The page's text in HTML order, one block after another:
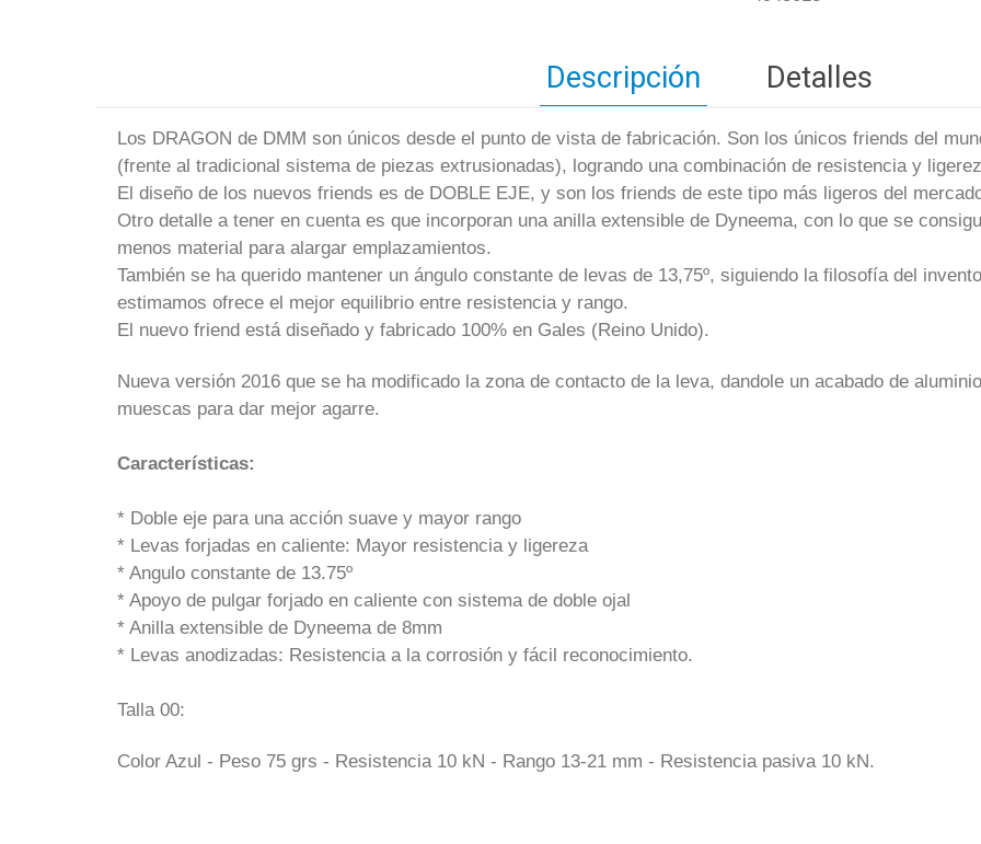
Descripción Detalles
Los DRAGON de DMM son únicos desde el punto de vista de fabricación. Son los únicos friends del
(frente al tradicional sistema de piezas extrusionadas), logrando una combinación de resistencia y
El diseño de los nuevos friends es de DOBLE EJE, y son los friends de este tipo más ligeros del
Otro detalle a tener en cuenta es que incorporan una anilla extensible de Dyneema, con lo que se
menos material para alargar emplazamientos.
También se ha querido mantener un ángulo constante de levas de 13,75º, siguiendo la filosofía del
estimamos ofrece el mejor equilibrio entre resistencia y rango.
El nuevo friend está diseñado y fabricado 100% en Gales (Reino Unido).
Nueva versión 2016 que se ha modificado la zona de contacto de la leva, dandole un acabado de
muescas para dar mejor agarre.
Características:
* Doble eje para una acción suave y mayor rango
* Levas forjadas en caliente: Mayor resistencia y ligereza
* Angulo constante de 13.75º
* Apoyo de pulgar forjado en caliente con sistema de doble ojal
* Anilla extensible de Dyneema de 8mm
* Levas anodizadas: Resistencia a la corrosión y fácil reconocimiento.
Talla 00:
Color Azul - Peso 75 grs - Resistencia 10 kN - Rango 13-21 mm - Resistencia pasiva 10 kN.